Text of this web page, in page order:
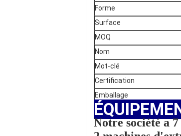
Forme
Surface
MOQ
Nom
Mot-clé
Certification
Emballage
Notre société a